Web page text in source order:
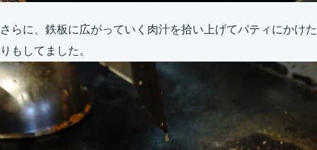
さらに、鉄板に広がっていく肉汁を拾い上げてパティにかけた
りもしてました。